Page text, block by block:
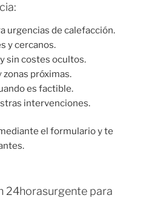
urgencias de calefacción.
y cercanos.
sin costes ocultos.
zonas próximas.
es factible.
intervenciones.
el formulario y te
24horasurgente para